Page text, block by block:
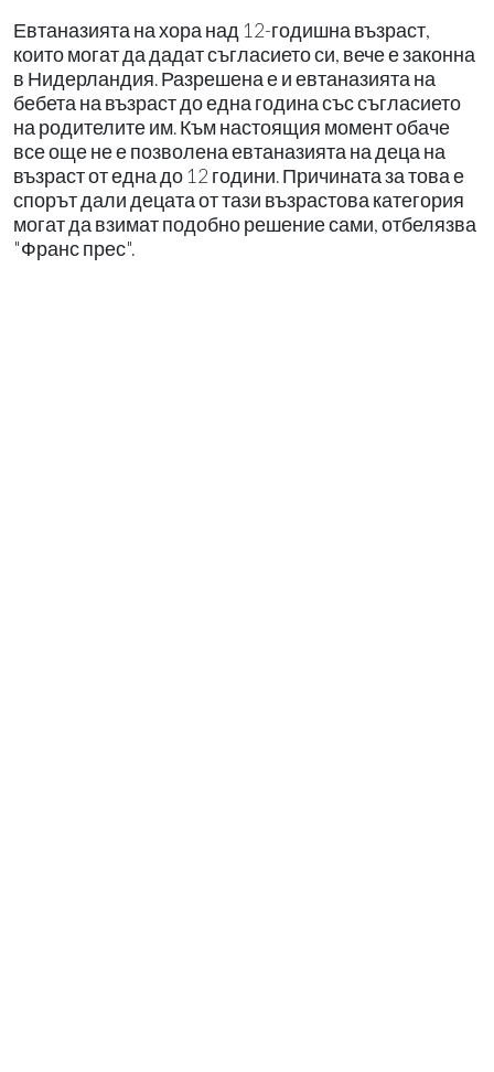
Евтаназията на хора над 12-годишна възраст,
които могат да дадат съгласието си, вече е законна
в Нидерландия. Разрешена е и евтаназията на
бебета на възраст до една година със съгласието
на родителите им. Към настоящия момент обаче
все още не е позволена евтаназията на деца на
възраст от една до 12 години. Причината за това е
спорът дали децата от тази възрастова категория
могат да взимат подобно решение сами, отбелязва
"Франс прес".